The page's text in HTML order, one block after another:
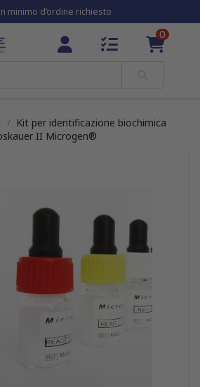
minimo d’ordine richiesto
0
Kit per identificazione biochimica
II Microgen®